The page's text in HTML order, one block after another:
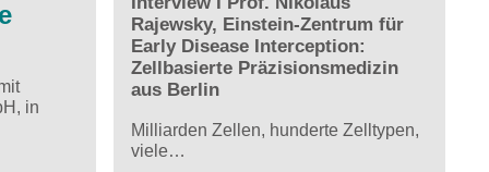
in
Rajewsky, Einstein-Zentrum für
Early Disease Interception:
Zellbasierte Präzisionsmedizin
aus Berlin
Milliarden Zellen, hunderte Zelltypen,
viele…